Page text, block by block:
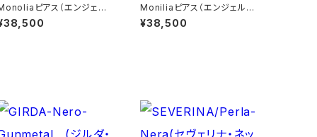
ピアス（エンジェル/
）
Moniliaピアス（エンジェル/B
ronzo）
¥38,500